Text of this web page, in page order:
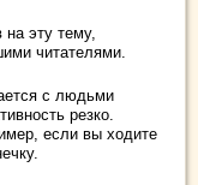
на эту тему,
читателями.
с людьми
резко.
если вы ходите